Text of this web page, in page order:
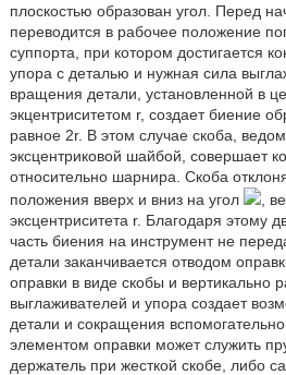
плоскостью образован угол. Перед
переводится в рабочее положение
суппорта, при котором достигается
упора с деталью и нужная сила
вращения детали, установленной в
экцентриситетом r, создает биение
равное 2r. В этом случае скоба,
эксцентриковой шайбой, совершает
относительно шарнира. Скоба
положения вверх и вниз на угол
,
эксцентриситета r. Благодаря этому
часть биения на инструмент не
детали заканчивается отводом
оправки в виде скобы и вертикально
выглаживателей и упора создает
детали и сокращения
элементом оправки может служить
держатель при жесткой скобе, либо